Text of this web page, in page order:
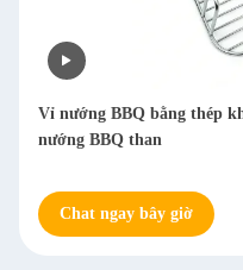
Gia công giá nướng BBQ
ngoài trời
Chat ngay bây giờ